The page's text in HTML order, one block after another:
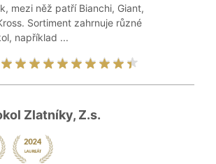
mezi něž patří Bianchi, Giant,
Sortiment zahrnuje různé
například ...
Zlatníky, Z.s.